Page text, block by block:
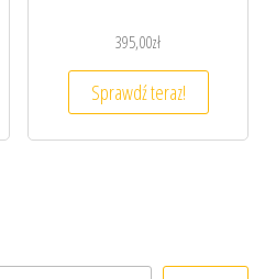
395,00zł
Sprawdź teraz!